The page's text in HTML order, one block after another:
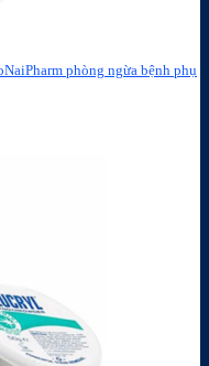
phòng ngừa bệnh phụ